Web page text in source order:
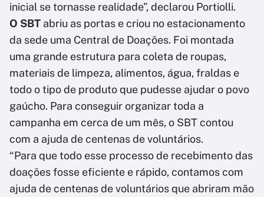
inicial se tornasse realidade”, declarou Portiolli.
O SBT abriu as portas e criou no estacionamento
da sede uma Central de Doações. Foi montada
uma grande estrutura para coleta de roupas,
materiais de limpeza, alimentos, água, fraldas e
todo o tipo de produto que pudesse ajudar o povo
gaúcho. Para conseguir organizar toda a
campanha em cerca de um mês, o SBT contou
com a ajuda de centenas de voluntários.
“Para que todo esse processo de recebimento das
doações fosse eficiente e rápido, contamos com
ajuda de centenas de voluntários que abriram mão